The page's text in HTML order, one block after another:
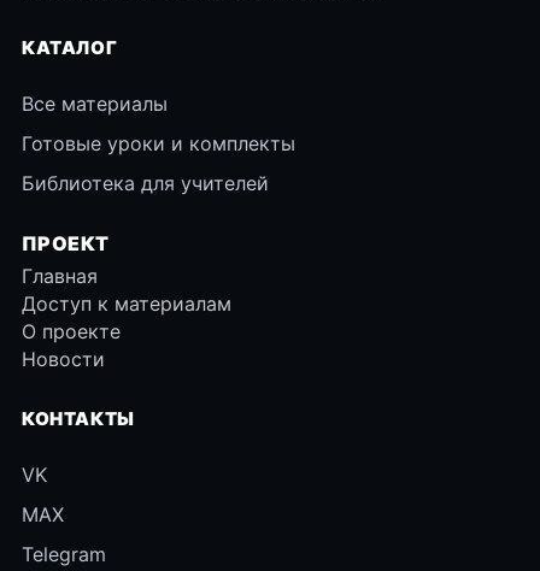
КАТАЛОГ
Все материалы
Готовые уроки и комплекты
Библиотека для учителей
ПРОЕКТ
Главная
Доступ к материалам
О проекте
Новости
КОНТАКТЫ
VK
MAX
Telegram